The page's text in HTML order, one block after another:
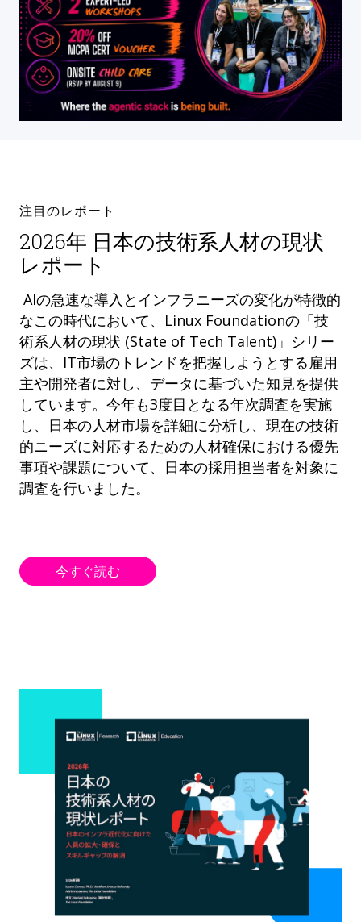
注目のレポート
2026年 日本の技術系人材の現状
レポート
AIの急速な導入とインフラニーズの変化が特徴的
なこの時代において、Linux Foundationの「技
術系人材の現状 (State of Tech Talent)」シリー
ズは、IT市場のトレンドを把握しようとする雇用
主や開発者に対し、データに基づいた知見を提供
しています。今年も3度目となる年次調査を実施
し、日本の人材市場を詳細に分析し、現在の技術
的ニーズに対応するための人材確保における優先
事項や課題について、日本の採用担当者を対象に
調査を行いました。
今すぐ読む